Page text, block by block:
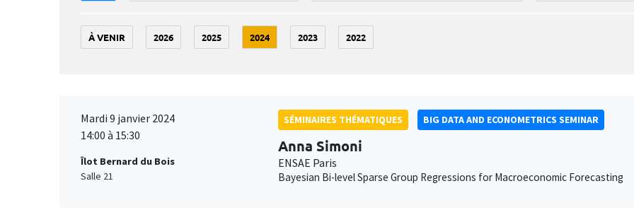
À VENIR 2026 2025 2024 2023 2022
Mardi 9 janvier 2024
14:00 à 15:30
Îlot Bernard du Bois
Salle 21
SÉMINAIRES THÉMATIQUES BIG DATA AND ECONOMETRICS SEMINAR
Anna Simoni
ENSAE Paris
Bayesian Bi-level Sparse Group Regressions for Macroeconomic Forecasting